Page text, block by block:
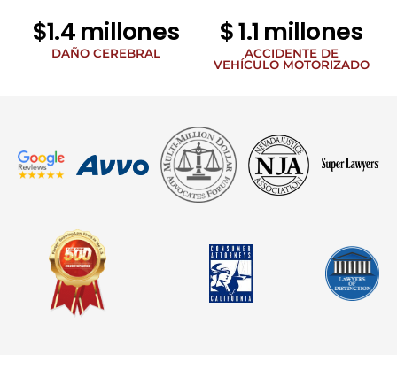
$1.4 millones
DAÑO CEREBRAL
$ 1.1 millones
ACCIDENTE DE
VEHÍCULO MOTORIZADO